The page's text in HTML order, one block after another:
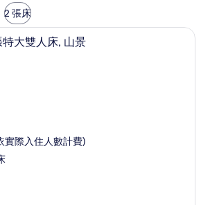
2 張床
迷你吧、客房內保險箱、書桌、隔音
特大雙人床, 山景
實際入住人數計費)